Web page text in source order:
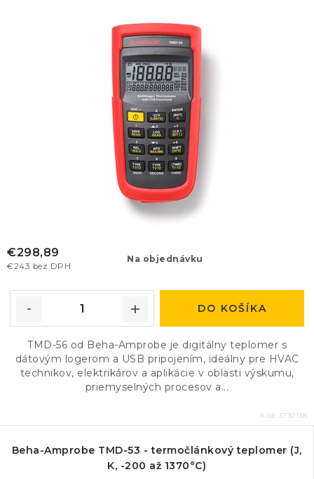
Na objednávku
€243 bez DPH
€298,89
DO KOŠÍKA
TMD-56 od Beha-Amprobe je digitálny teplomer s
dátovým logerom a USB pripojením, ideálny pre HVAC
technikov, elektrikárov a aplikácie v oblasti výskumu,
priemyselných procesov a...
Kód: 3730138
Beha-Amprobe TMD-53 - termočlánkový teplomer (J,
K, -200 až 1370°C)